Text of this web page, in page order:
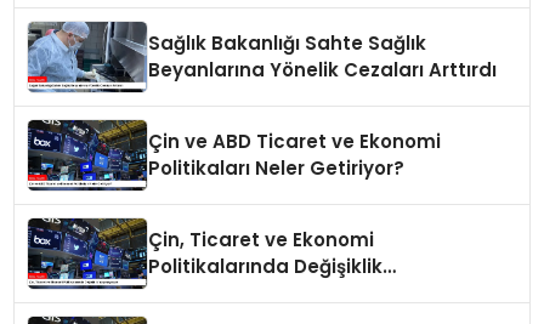
Sağlık Bakanlığı Sahte Sağlık
Beyanlarına Yönelik Cezaları Arttırdı
Çin ve ABD Ticaret ve Ekonomi
Politikaları Neler Getiriyor?
Çin, Ticaret ve Ekonomi
Politikalarında Değişiklik